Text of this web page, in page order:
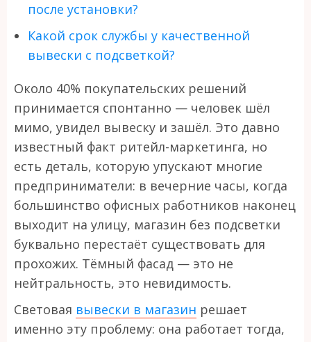
после установки?
Какой срок службы у качественной
вывески с подсветкой?
Около 40% покупательских решений
принимается спонтанно — человек шёл
мимо, увидел вывеску и зашёл. Это давно
известный факт ритейл-маркетинга, но
есть деталь, которую упускают многие
предприниматели: в вечерние часы, когда
большинство офисных работников наконец
выходит на улицу, магазин без подсветки
буквально перестаёт существовать для
прохожих. Тёмный фасад — это не
нейтральность, это невидимость.
Световая вывески в магазин решает
именно эту проблему: она работает тогда,